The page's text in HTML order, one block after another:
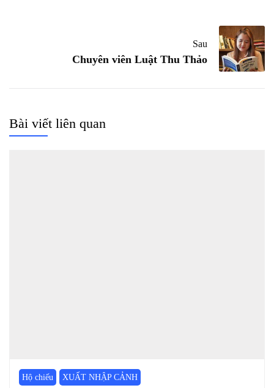
Sau
Chuyên viên Luật Thu Thảo
Bài viết liên quan
Hộ chiếu XUẤT NHẬP CẢNH